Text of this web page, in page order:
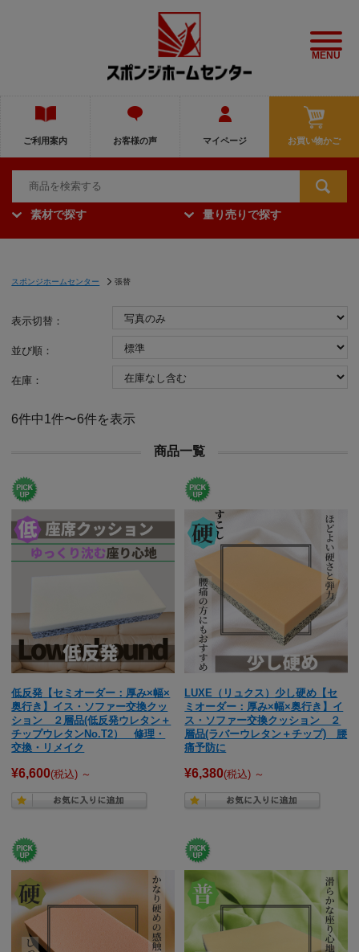
MENU
お買い物かご
マイページ
お客様の声
ご利用案内
素材で探す 量り売りで探す
スポンジホームセンター 張替
表示切替：
並び順：
在庫：
6件中1件〜6件を表示
商品一覧
低反発【セミオーダー：厚み×幅×
奥行き】イス・ソファー交換クッ
ション ２層品(低反発ウレタン＋
チップウレタンNo.T2） 修理・
交換・リメイク
¥6,600(税込) ～
LUXE（リュクス）少し硬め【セ
ミオーダー：厚み×幅×奥行き】イ
ス・ソファー交換クッション ２
層品(ラバーウレタン＋チップ) 腰
痛予防に
¥6,380(税込) ～